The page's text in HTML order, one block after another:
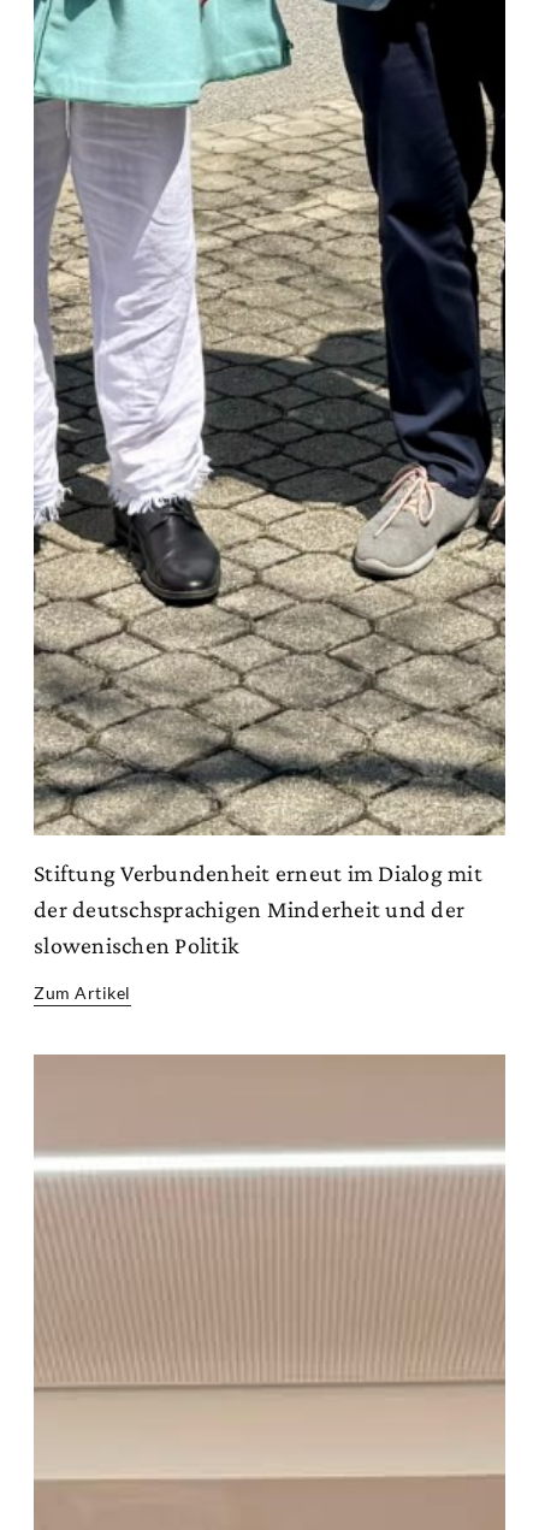
Stiftung Verbundenheit erneut im Dialog mit
der deutschsprachigen Minderheit und der
slowenischen Politik
Zum Artikel